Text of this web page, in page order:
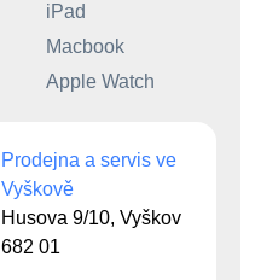
iPad
Macbook
Apple Watch
Prodejna a servis ve
Vyškově
Husova 9/10, Vyškov
682 01